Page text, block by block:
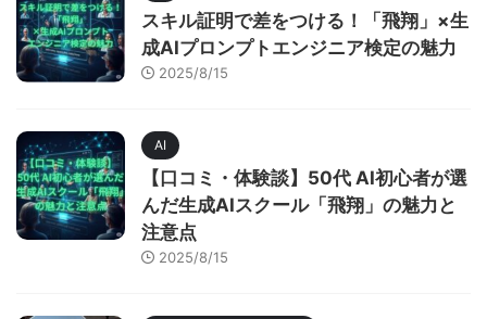
スキル証明で差をつける！「飛翔」×生
成AIプロンプトエンジニア検定の魅力
2025/8/15
AI
【口コミ・体験談】50代 AI初心者が選
んだ生成AIスクール「飛翔」の魅力と
注意点
2025/8/15